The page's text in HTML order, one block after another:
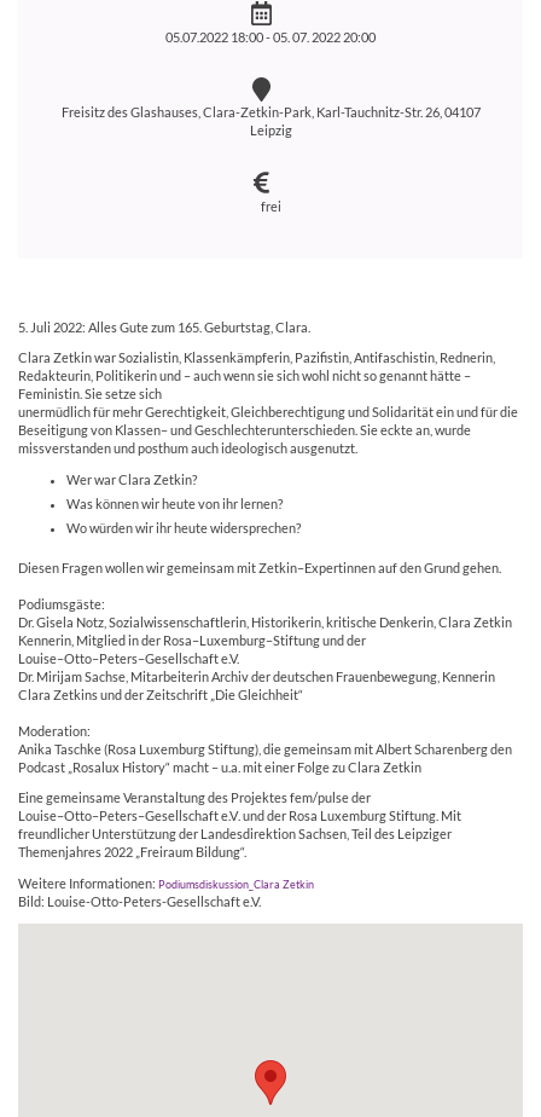
05.07.2022 18:00 -05. 07. 2022 20:00
Freisitz des Glashauses, Clara-Zetkin-Park, Karl-Tauchnitz-Str. 26, 04107
Leipzig
frei
5. Juli 2022: AllesGutezum 165. Geburtstag, Clara.
Clara ZetkinwarSozialistin, Klassenkämpferin, Pazifistin, Antifaschistin, Rednerin,
Redakteurin, Politikerinund –auchwennsiesichwohl nichtsogenannt hätte –
Feministin Siesetzesich
unermüdlichfürmehrGerechtigkeit, Gleichberechtigungund Solidaritäteinund fürdie
Beseitigungvon Klassen–und Geschlechterunterschieden. Sieecktean wurde
missverstandenund posthumauchideologischausgenutzt.
WerwarClara Zetkin?
Was könnenwir heutevonihr lernen?
Wowürdenwirihr heutewidersprechen?
Diesen FragenwollenwirgemeinsammitZetkin–ExpertinnenaufdenGrund gehen.
Podiumsgäste:
Dr. Gisela Notz Sozialwissenschaftlerin, Historikerin, kritische Denkerin, Clara Zetkin
Kennerin, Mitglied inder Rosa–Luxemburg–Stiftungund der
Louise–Otto–Peters–Gesellschafte.V.
Dr. MirijamSachse, MitarbeiterinArchivderdeutschen Frauenbewegung, Kennerin
Clara Zetkinsund derZeitschrift „DieGleichheit“
Moderation:
Anika Taschke(Rosa LuxemburgStiftung), diegemeinsammitAl bertScharenbergden
Podcast „Rosalux History“ macht –u.a. miteiner FolgezuClara Zetkin
EinegemeinsameVeranstaltungdes Projektesfem/pulseder
Louise–Otto–Peters–Gesellschafte.V. und der Rosa LuxemburgStiftung. Mit
freundlicherUnterstützungder LandesdirektionSachsen, Teil des Leipziger
Themenjahres 2022 „Freiraum Bildung“.
Weitere Informationen: Podiumsdiskussion_Clara Zetkin
Bild: Louise-Otto-Peters-Gesellschaft e.V.